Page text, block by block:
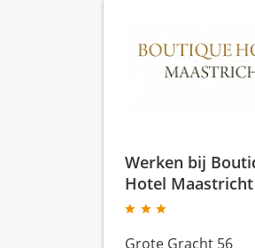
Werken bij
Hotel Maastricht
Grote Gracht 56